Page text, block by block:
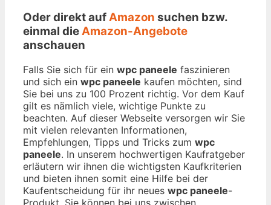
Oder direkt aufAmazon suchen bzw.
einmal dieAmazon-Angebote
anschauen
Falls Sie sich für ein wpc paneele faszinieren
und sich ein wpc paneele kaufen möchten, sind
Sie bei uns zu 100 Prozent richtig. Vor dem Kauf
gilt es nämlich viele, wichtige Punkte zu
beachten. Auf dieser Webseite versorgen wir Sie
mit vielen relevanten Informationen,
Empfehlungen, Tipps und Tricks zum wpc
paneele. In unserem hochwertigen Kaufratgeber
erläutern wir ihnen die wichtigsten Kaufkriterien
und bieten ihnen somit eine Hilfe bei der
Kaufentscheidung für ihr neues wpc paneele-
Produkt. Sie können bei uns zwischen